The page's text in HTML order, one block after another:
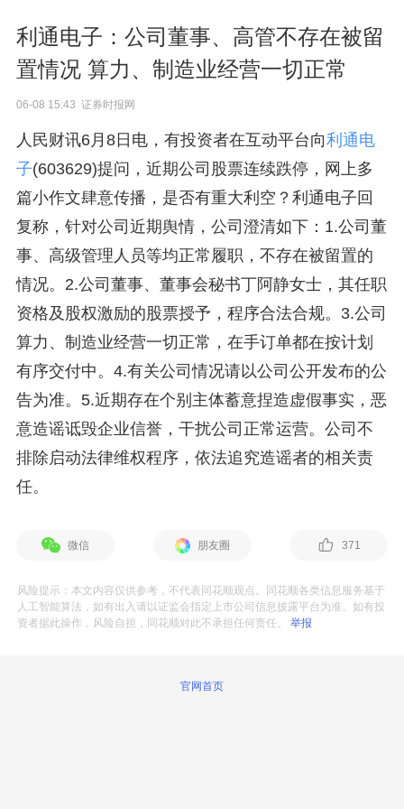
利通电子：公司董事、高管不存在被留
置情况 算力、制造业经营一切正常
06-08 15:43 证券时报网
人民财讯6月8日电，有投资者在互动平台向利通电
子(603629)提问，近期公司股票连续跌停，网上多
篇小作文肆意传播，是否有重大利空？利通电子回
复称，针对公司近期舆情，公司澄清如下：1.公司董
事、高级管理人员等均正常履职，不存在被留置的
情况。2.公司董事、董事会秘书丁阿静女士，其任职
资格及股权激励的股票授予，程序合法合规。3.公司
算力、制造业经营一切正常，在手订单都在按计划
有序交付中。4.有关公司情况请以公司公开发布的公
告为准。5.近期存在个别主体蓄意捏造虚假事实，恶
意造谣诋毁企业信誉，干扰公司正常运营。公司不
排除启动法律维权程序，依法追究造谣者的相关责
任。
微信 朋友圈 371
风险提示：本文内容仅供参考，不代表同花顺观点。同花顺各类信息服务基于
人工智能算法，如有出入请以证监会指定上市公司信息披露平台为准。如有投
资者据此操作，风险自担，同花顺对此不承担任何责任。举报
官网首页